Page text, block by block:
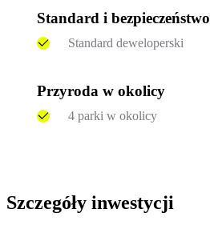
Standard i bezpieczeństwo
Standard deweloperski
Przyroda w okolicy
4 parki w okolicy
Szczegóły inwestycji